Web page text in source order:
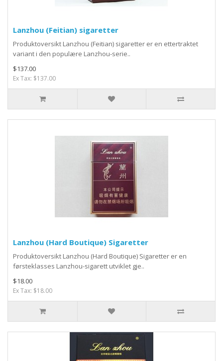
Lanzhou (Feitian) sigaretter
Produktoversikt Lanzhou (Feitian) sigaretter er en ettertraktet
variant i den populære Lanzhou-serie..
$137.00
Ex Tax: $137.00
Lanzhou (Hard Boutique) Sigaretter
Produktoversikt Lanzhou (Hard Boutique) Sigaretter er en
førsteklasses Lanzhou-sigarett utviklet gje..
$18.00
Ex Tax: $18.00